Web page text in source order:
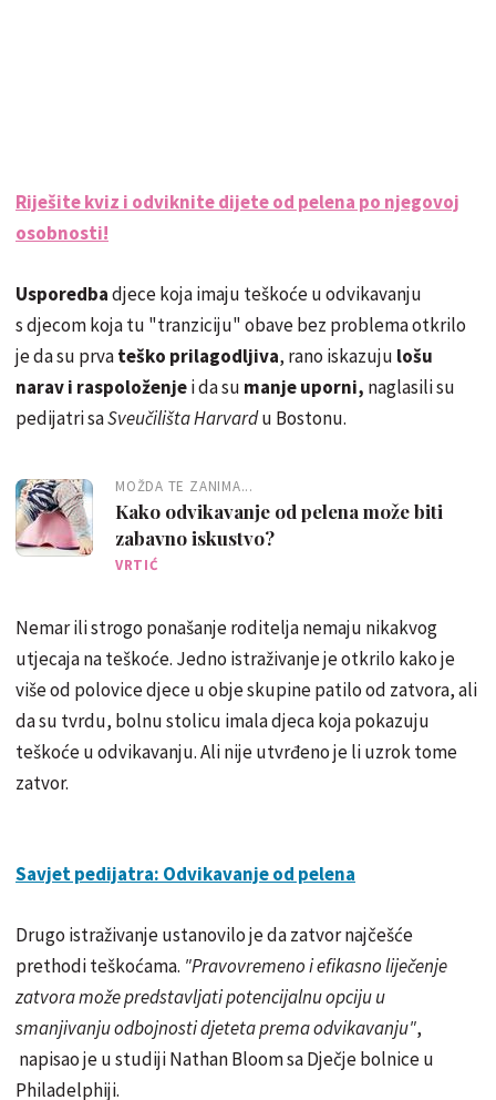
Riješite kviz i odviknite dijete od pelena po njegovoj
osobnosti!
Usporedbadjece koja imaju teškoće u odvikavanju
s djecom koja tu "tranziciju" obave bez problema otkrilo
je da su prvateško prilagodljiva, rano iskazuju lošu
narav i raspoloženjei da su manje uporni, naglasili su
pedijatri saSveučilišta Harvardu Bostonu.
MOŽDA TE ZANIMA...
Kako odvikavanje od pelena može biti
zabavno iskustvo?
VRTIĆ
Nemar ili strogo ponašanje roditelja nemaju nikakvog
utjecaja na teškoće. Jedno istraživanje je otkrilo kako je
više od polovice djece u obje skupine patilo od zatvora, ali
da su tvrdu, bolnu stolicu imala djeca koja pokazuju
teškoće u odvikavanju. Ali nije utvrđeno je li uzrok tome
zatvor.
Savjet pedijatra: Odvikavanje od pelena
Drugo istraživanje ustanovilo je da zatvor najčešće
prethodi teškoćama. "Pravovremeno i efikasno liječenje
zatvora može predstavljati potencijalnu opciju u
smanjivanju odbojnosti djeteta prema odvikavanju",
napisao je u studiji Nathan Bloom sa Dječje bolnice u
Philadelphiji.